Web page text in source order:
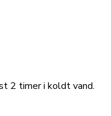
2 timer i koldt vand.